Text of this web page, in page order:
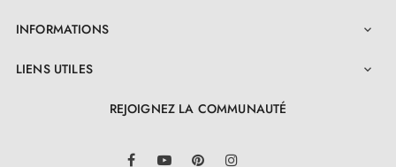
INFORMATIONS 
LIENS UTILES 
REJOIGNEZ LA COMMUNAUTÉ
FacebookYouTube Pinterest